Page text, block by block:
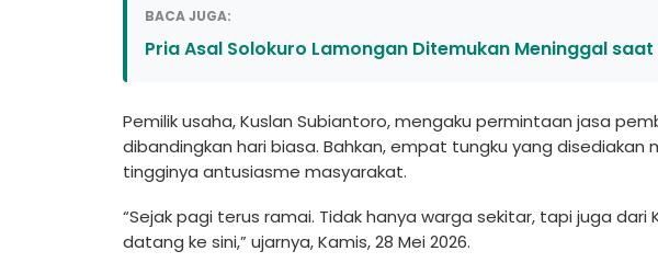
BACA JUGA:
Pria Asal Solokuro Lamongan Ditemukan Meninggal
Pemilik usaha, Kuslan Subiantoro, mengaku permintaan jasa
dibandingkan hari biasa. Bahkan, empat tungku yang
tingginya antusiasme masyarakat.
“Sejak pagi terus ramai. Tidak hanya warga sekitar, tapi juga
datang ke sini,” ujarnya, Kamis, 28 Mei 2026.